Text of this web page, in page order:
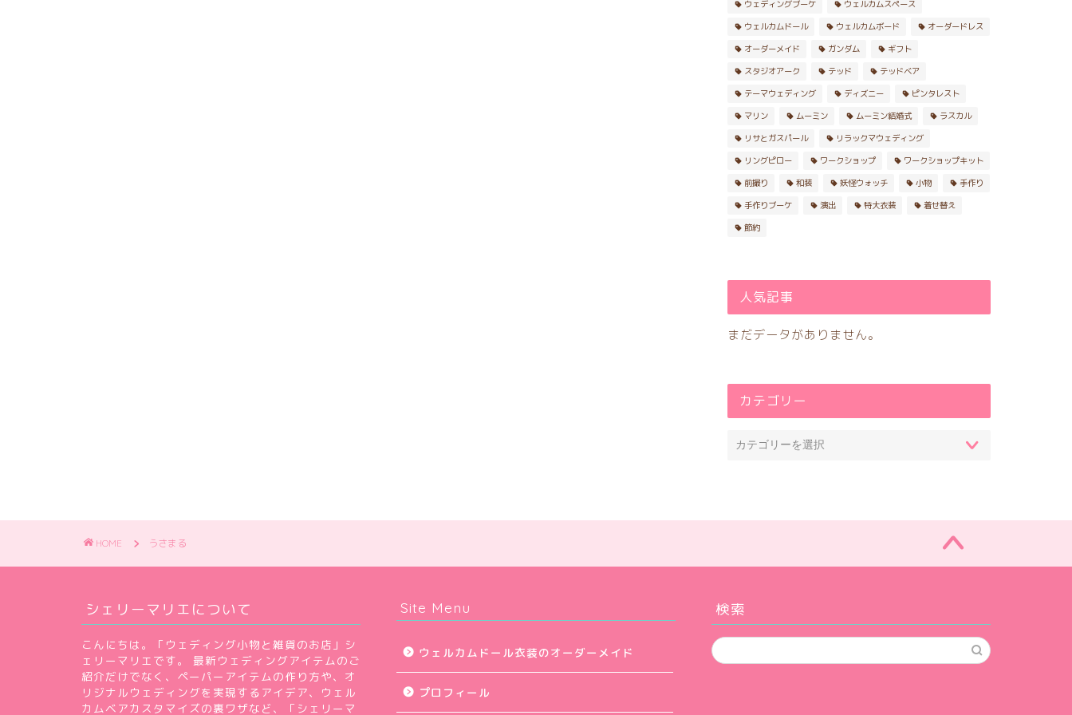
ウェディングブーケ
ウェルカムスペース
ウェルカムドール
ウェルカムボード
オーダードレス
オーダーメイド
ガンダム
ギフト
スタジオアーク
テッド
テッドベア
テーマウェディング
ディズニー
ピンタレスト
マリン
ムーミン ムーミン結婚式
ラスカル
リサとガスパール
リラックマウェディング
リングピロー
ワークショップ
ワークショップキット
前撮り
和装 妖怪ウォッチ 小物
手作り
手作りブーケ
演出 特大衣装
着せ替え
節約
人気記事
まだデータがありません。
カテゴリー
HOME うさまる
シェリーマリエについて
こんにちは。「ウェディング小物と雑貨のお店」シ
ェリーマリエです。 最新ウェディングアイテムのご
紹介だけでなく、ペーパーアイテムの作り方や、オ
リジナルウェディングを実現するアイデア、ウェル
カムベアカスタマイズの裏ワザなど、「シェリーマ
Site Menu
ウェルカムドール衣装のオーダーメイド
プロフィール
検索